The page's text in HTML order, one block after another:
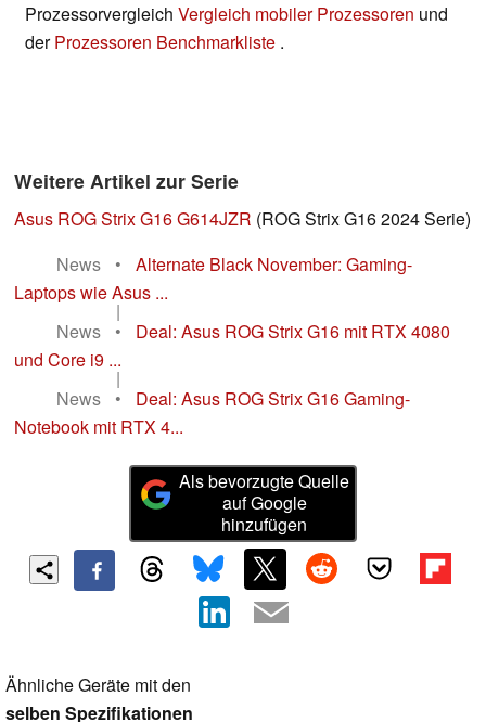
Prozessorvergleich Vergleich mobiler Prozessoren und
derProzessoren Benchmarkliste .
Weitere Artikel zur Serie
Asus ROG Strix G16 G614JZR (ROG Strix G16 2024 Serie)
News
•
Alternate Black November: Gaming-
Laptops wie Asus ...
|
News
•
Deal: Asus ROG Strix G16 mit RTX 4080
und Core i9 ...
|
News
•
Deal: Asus ROG Strix G16 Gaming-
Notebook mit RTX 4...
Als bevorzugte Quelle
auf Google
hinzufügen
Ähnliche Geräte mit den
selben Spezifikationen